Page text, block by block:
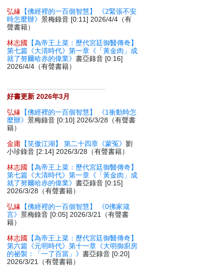
弘緣 【佛經裡的一百個智慧】 《2緊張不安
時怎麼辦》景梅錄音 [0:11] 2026/4/4（有
聲書籍）
林志國
【為帝王上菜：歷代宮廷御醫傳奇】
第七篇《大清時代》第一章《「黃金肉」成
就了努爾哈赤的偉業》書亞錄音 [0:16]
2026/4/4（有聲書籍）
好書更新 2026年3月
弘緣 【佛經裡的一百個智慧】 《1衝動時怎
麼辦》景梅錄音 [0:10] 2026/3/28（有聲書
籍）
金庸 【笑傲江湖】 第二十四章《蒙冤》劉
小珍錄音 [2:14] 2026/3/28（有聲書籍）
林志國
【為帝王上菜：歷代宮廷御醫傳奇】
第七篇《大清時代》第一章《「黃金肉」成
就了努爾哈赤的偉業》書亞錄音 [0:15]
2026/3/28（有聲書籍）
弘緣 【佛經裡的一百個智慧】 《0佛家箴
言》景梅錄音 [0:05] 2026/3/21（有聲書
籍）
林志國
【為帝王上菜：歷代宮廷御醫傳奇】
第六篇《元明時代》第十一章《大明御廚房
的祕製：「一了百當」》書亞錄音 [0:20]
2026/3/21（有聲書籍）